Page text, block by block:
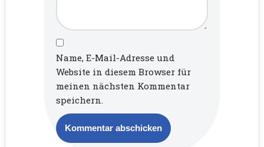
Name, E-Mail-Adresse und
Website in diesem Browser für
meinen nächsten Kommentar
speichern.